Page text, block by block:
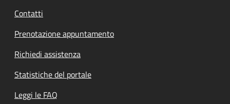
Contatti
Prenotazione appuntamento
Richiedi assistenza
Statistiche del portale
Leggi le FAQ